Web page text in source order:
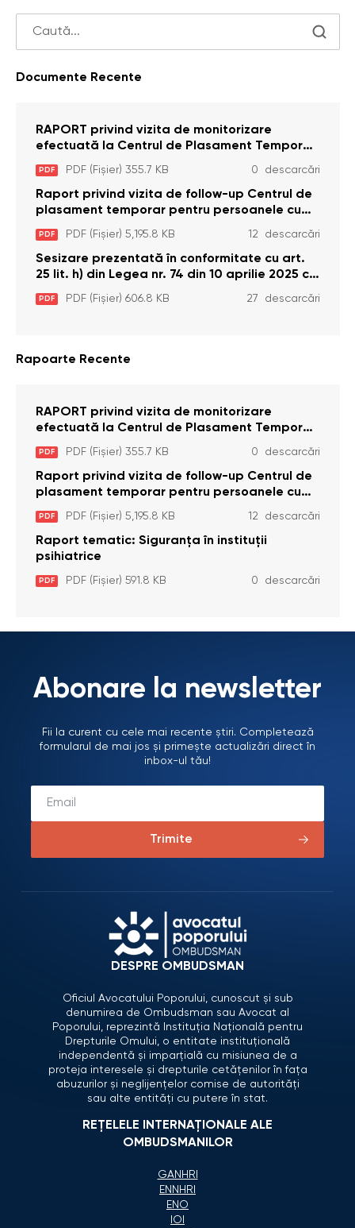
Documente Recente
RAPORT privind vizita de monitorizare
efectuată la Centrul de Plasament Temporar
pentru Persoane cu Dizabilități (Adulte) din s.
Brînzeni, r. Edineț, din data de 25 mai 2026
PDF PDF (Fișier) 355.7 KB 0 descarcări
Raport privind vizita de follow-up Centrul de
plasament temporar pentru persoanele cu
dizabilități (adulte) Bădiceni, Soroca (11 iunie
2026)
PDF PDF (Fișier) 5,195.8 KB 12 descarcări
Sesizare prezentată în conformitate cu art.
25 lit. h) din Legea nr. 74 din 10 aprilie 2025 cu
privire la Curtea Constituțională şi art. 26 din
Legea cu privire la Avocatul Poporului
PDF PDF (Fișier) 606.8 KB 27 descarcări
Rapoarte Recente
RAPORT privind vizita de monitorizare
efectuată la Centrul de Plasament Temporar
pentru Persoane cu Dizabilități (Adulte) din s.
Brînzeni, r. Edineț, din data de 25 mai 2026
PDF PDF (Fișier) 355.7 KB 0 descarcări
Raport privind vizita de follow-up Centrul de
plasament temporar pentru persoanele cu
dizabilități (adulte) Bădiceni, Soroca (11 iunie
2026)
PDF PDF (Fișier) 5,195.8 KB 12 descarcări
Raport tematic: Siguranța în instituții
psihiatrice
PDF PDF (Fișier) 591.8 KB 0 descarcări
Abonare la newsletter
Fii la curent cu cele mai recente știri. Completează
formularul de mai jos și primește actualizări direct în
inbox-ul tău!
Trimite
DESPRE OMBUDSMAN
Oficiul Avocatului Poporului, cunoscut și sub
denumirea de Ombudsman sau Avocat al
Poporului, reprezintă Instituția Națională pentru
Drepturile Omului, o entitate instituțională
independentă și imparțială cu misiunea de a
proteja interesele și drepturile cetățenilor în fața
abuzurilor și neglijențelor comise de autorități
sau alte entități cu putere în stat.
REȚELELE INTERNAȚIONALE ALE
OMBUDSMANILOR
GANHRI
ENNHRI
ENO
IOI